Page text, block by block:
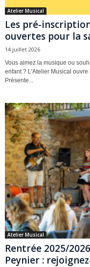
Atelier Musical
Les pré-
ouvertes pour la
14 juillet 2026
Vous aimez la musique ou
enfant ? L'Atelier Musical
Présente...
Atelier Musical
Rentrée 2025/
Peynier :